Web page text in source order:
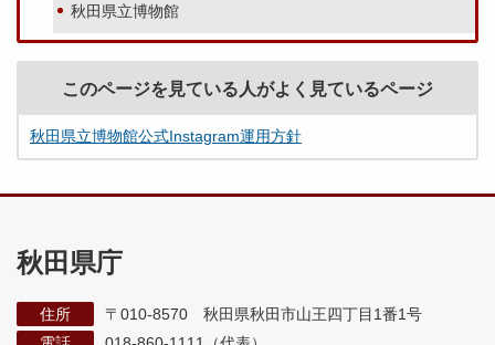
秋田県立博物館
このページを見ている人がよく見ているページ
秋田県立博物館公式Instagram運用方針
秋田県庁
住所
〒010-8570 秋田県秋田市山王四丁目1番1号